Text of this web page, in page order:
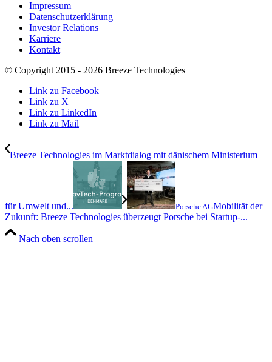
Impressum
Datenschutzerklärung
Investor Relations
Karriere
Kontakt
© Copyright 2015 - 2026 Breeze Technologies
Link zu Facebook
Link zu X
Link zu LinkedIn
Link zu Mail
Breeze Technologies im Marktdialog mit dänischem Ministerium
für Umwelt und... Porsche AGMobilität der
Zukunft: Breeze Technologies überzeugt Porsche bei Startup-...
Nach oben scrollen